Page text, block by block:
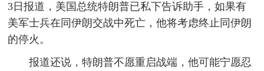
3日报道，美国总统特朗普已私下告诉助手，如果有
美军士兵在同伊朗交战中死亡，他将考虑终止同伊朗
的停火。
报道还说，特朗普不愿重启战端，他可能宁愿忍